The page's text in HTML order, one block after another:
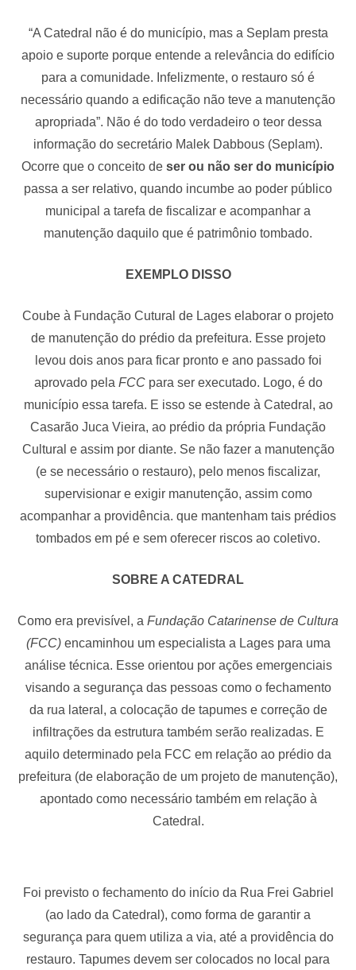
“A Catedral não é do município, mas a Seplam presta
apoio e suporte porque entende a relevância do edifício
para a comunidade. Infelizmente, o restauro só é
necessário quando a edificação não teve a manutenção
apropriada”. Não é do todo verdadeiro o teor dessa
informação do secretário Malek Dabbous (Seplam).
Ocorre que o conceito de ser ou não ser do município
passa a ser relativo, quando incumbe ao poder público
municipal a tarefa de fiscalizar e acompanhar a
manutenção daquilo que é patrimônio tombado.
EXEMPLO DISSO
Coube à Fundação Cutural de Lages elaborar o projeto
de manutenção do prédio da prefeitura. Esse projeto
levou dois anos para ficar pronto e ano passado foi
aprovado pela FCCpara ser executado. Logo, é do
município essa tarefa. E isso se estende à Catedral, ao
Casarão Juca Vieira, ao prédio da própria Fundação
Cultural e assim por diante. Se não fazer a manutenção
(e se necessário o restauro), pelo menos fiscalizar,
supervisionar e exigir manutenção, assim como
acompanhar a providência. que mantenham tais prédios
tombados em pé e sem oferecer riscos ao coletivo.
SOBRE A CATEDRAL
Como era previsível, a Fundação Catarinense de Cultura
(FCC)encaminhou um especialista a Lages para uma
análise técnica. Esse orientou por ações emergenciais
visando a segurança das pessoas como o fechamento
da rua lateral, a colocação de tapumes e correção de
infiltrações da estrutura também serão realizadas. E
aquilo determinado pela FCC em relação ao prédio da
prefeitura (de elaboração de um projeto de manutenção),
apontado como necessário também em relação à
Catedral.
Foi previsto o fechamento do início da Rua Frei Gabriel
(ao lado da Catedral), como forma de garantir a
segurança para quem utiliza a via, até a providência do
restauro. Tapumes devem ser colocados no local para